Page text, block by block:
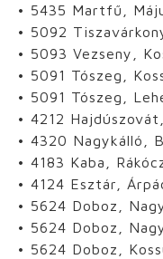
• 5435 Martfű,
• 5092
• 5093 Vezseny,
• 5091 Tószeg,
• 5091 Tószeg,
• 4212
• 4320 Nagykálló,
• 4183 Kaba,
• 4124 Esztár,
• 5624 Doboz,
• 5624 Doboz,
• 5624 Doboz,